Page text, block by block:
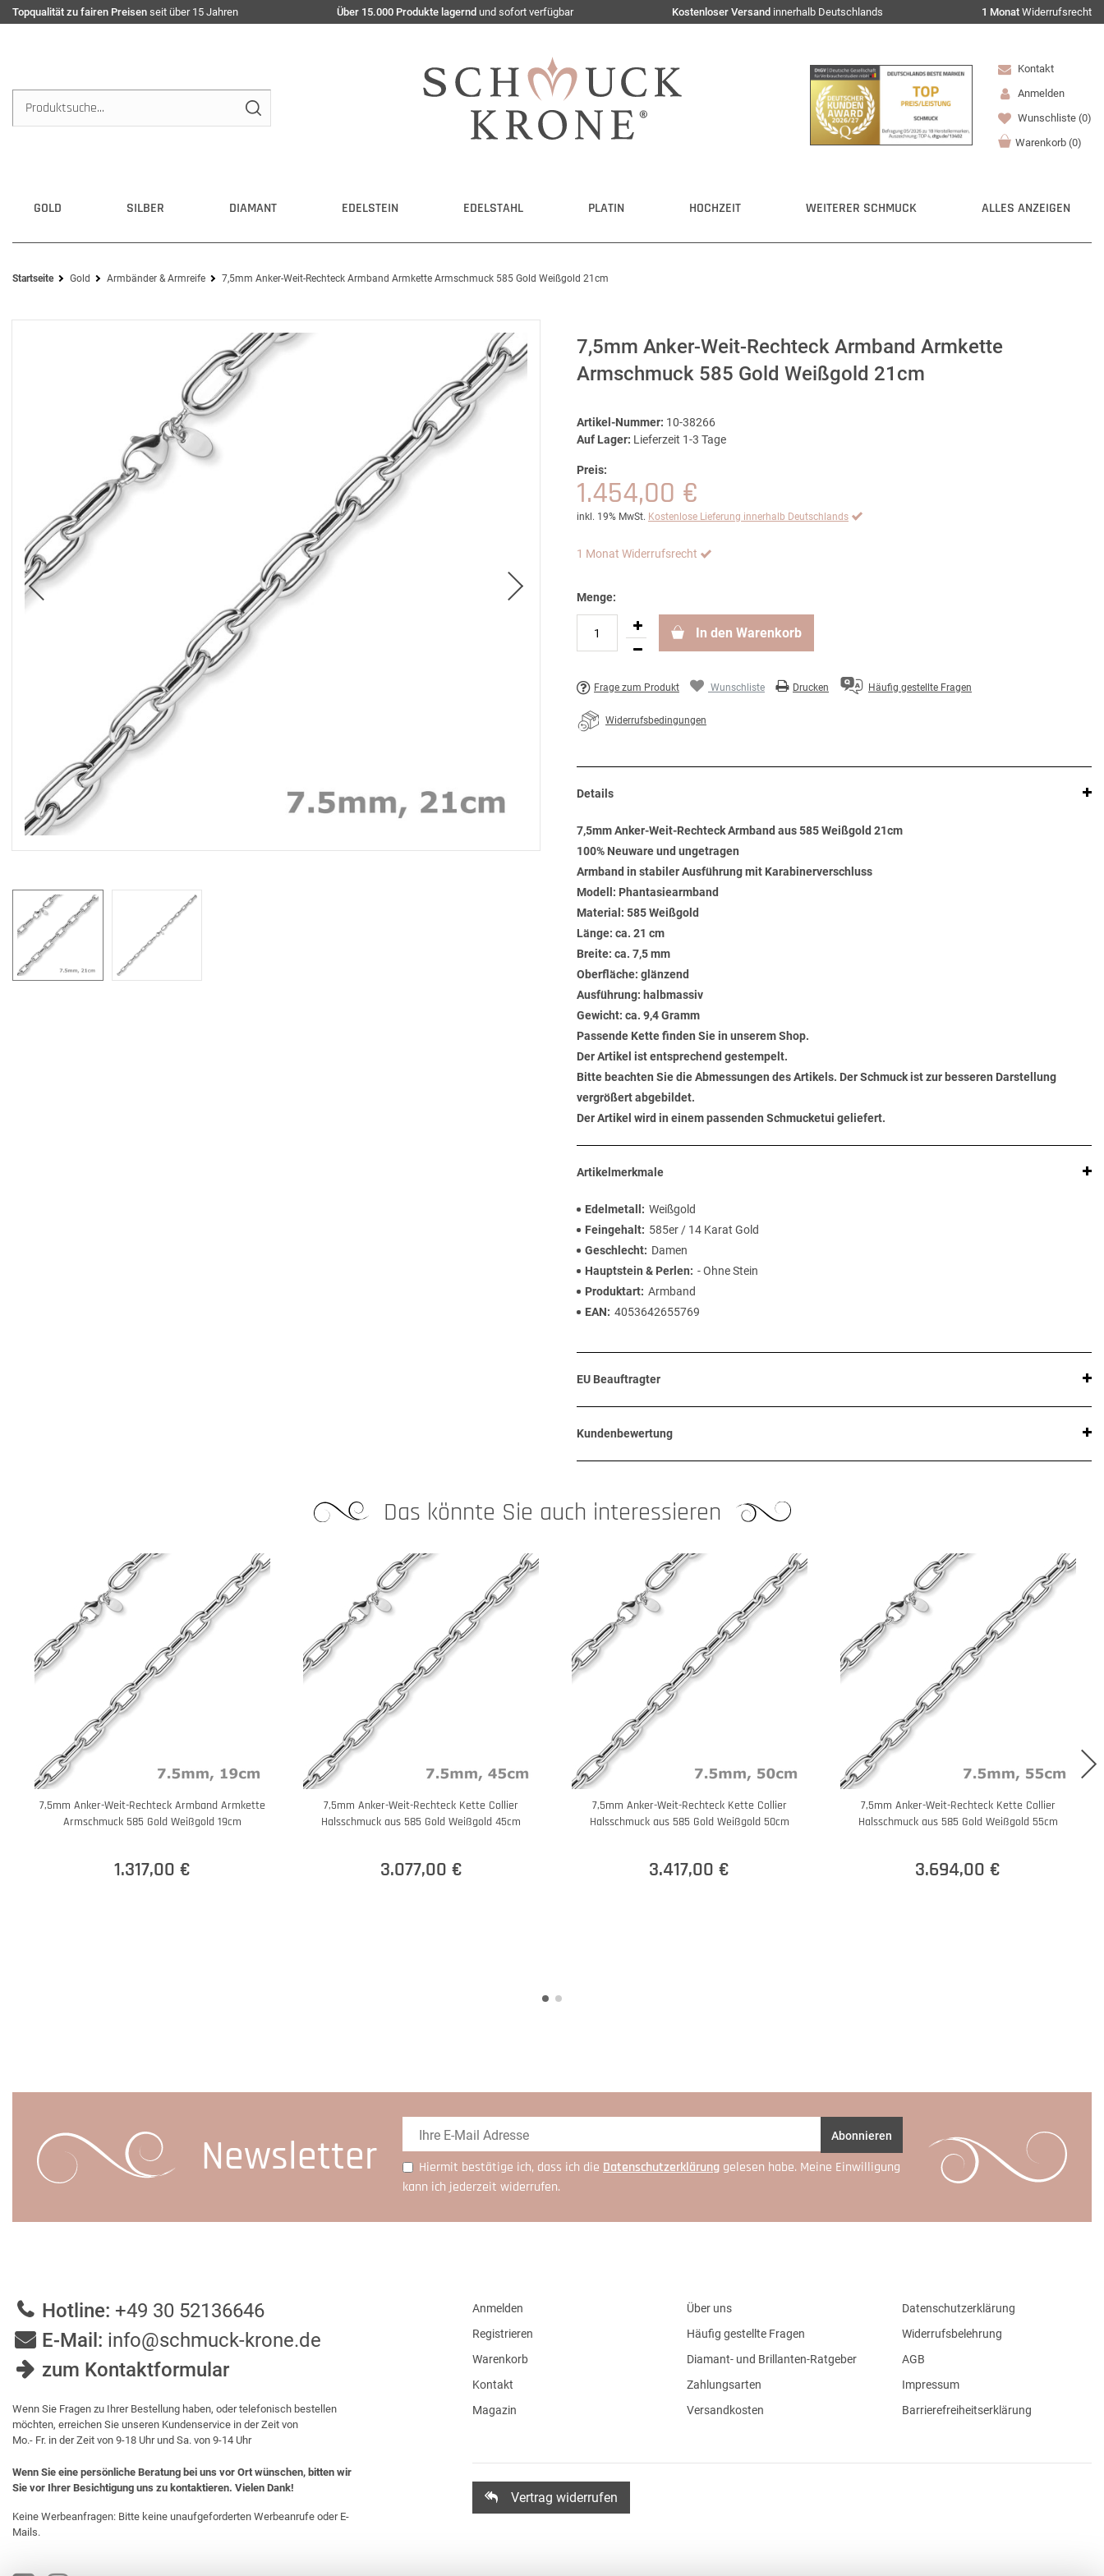
Topqualität zu fairen Preisen seit über 15 Jahren Über 15.000 Produkte lagernd und sofort verfügbar Kostenloser Versand innerhalb Deutschlands 1 Monat Widerrufsrecht
Kontakt
Anmelden
Wunschliste (0)
Warenkorb (0)
GOLD SILBER DIAMANT EDELSTEIN EDELSTAHL PLATIN HOCHZEIT WEITERER SCHMUCK ALLES ANZEIGEN
Startseite Gold Armbänder & Armreife 7,5mm Anker-Weit-Rechteck Armband Armkette Armschmuck 585 Gold Weißgold 21cm
7,5mm Anker-Weit-Rechteck Armband Armkette
Armschmuck 585 Gold Weißgold 21cm
Artikel-Nummer: 10-38266
Auf Lager: Lieferzeit 1-3 Tage
Preis:
1.454,00 €
inkl. 19% MwSt. Kostenlose Lieferung innerhalb Deutschlands
1 Monat Widerrufsrecht
Menge:
In den Warenkorb
Frage zum Produkt Wunschliste Drucken Häufig gestellte Fragen
Widerrufsbedingungen
Details
7,5mm Anker-Weit-Rechteck Armband aus 585 Weißgold 21cm
100% Neuware und ungetragen
Armband in stabiler Ausführung mit Karabinerverschluss
Modell: Phantasiearmband
Material: 585 Weißgold
Länge: ca. 21 cm
Breite: ca. 7,5 mm
Oberfläche: glänzend
Ausführung: halbmassiv
Gewicht: ca. 9,4 Gramm
Passende Kette finden Sie in unserem Shop.
Der Artikel ist entsprechend gestempelt.
Bitte beachten Sie die Abmessungen des Artikels. Der Schmuck ist zur besseren Darstellung
vergrößert abgebildet.
Der Artikel wird in einem passenden Schmucketui geliefert.
Artikelmerkmale
Edelmetall
Weißgold
Feingehalt
585er / 14 Karat Gold
Geschlecht
Damen
Hauptstein & Perlen
- Ohne Stein
Produktart Armband
EAN
4053642655769
EU Beauftragter
Kundenbewertung
Das könnte Sie auch interessieren
7,5mm Anker-Weit-Rechteck Armband Armkette
Armschmuck 585 Gold Weißgold 19cm
1.317,00 €
7,5mm Anker-Weit-Rechteck Kette Collier
Halsschmuck aus 585 Gold Weißgold 45cm
3.077,00 €
7,5mm Anker-Weit-Rechteck Kette Collier
Halsschmuck aus 585 Gold Weißgold 50cm
3.417,00 €
7,5mm Anker-Weit-Rechteck Kette Collier
Halsschmuck aus 585 Gold Weißgold 55cm
3.694,00 €
Newsletter Abonnieren
Hiermit bestätige ich, dass ich die Daten­schutz­erklärung gelesen habe. Meine Einwilligung
kann ich jederzeit widerrufen.
Hotline: +49 30 52136646
E-Mail: info@schmuck-krone.de
zum Kontaktformular
Wenn Sie Fragen zu Ihrer Bestellung haben, oder telefonisch bestellen
möchten, erreichen Sie unseren Kundenservice in der Zeit von
Mo.- Fr. in der Zeit von 9-18 Uhr und Sa. von 9-14 Uhr
Wenn Sie eine persönliche Beratung bei uns vor Ort wünschen, bitten wir
Sie vor Ihrer Besichtigung uns zu kontaktieren. Vielen Dank!
Keine Werbeanfragen: Bitte keine unaufgeforderten Werbeanrufe oder E-
Mails.
Anmelden
Registrieren
Warenkorb
Kontakt
Magazin
Über uns
Häufig gestellte Fragen
Diamant- und Brillanten-Ratgeber
Zahlungsarten
Versandkosten
Datenschutzerklärung
Widerrufsbelehrung
AGB
Impressum
Barrierefreiheitserklärung
Vertrag widerrufen